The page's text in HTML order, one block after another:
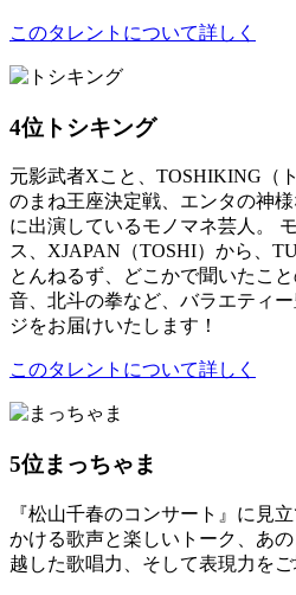
このタレントについて詳しく
4位 トシキング
元影武者Xこと、TOSHIKING（
のまね王座決定戦、エンタの神
に出演しているモノマネ芸人。
ス、XJAPAN（TOSHI）から、
とんねるず、どこかで聞いたこ
音、北斗の拳など、バラエティ
ジをお届けいたします！
このタレントについて詳しく
5位まっちゃま
『松山千春のコンサート』に見
かける歌声と楽しいトーク、あ
越した歌唱力、そして表現力をご